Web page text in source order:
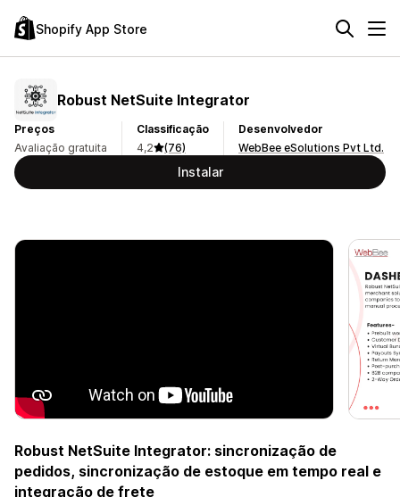
Shopify App Store
Robust NetSuite Integrator
Preços
Avaliação gratuita
Classificação
4,2
(76)
Desenvolvedor
WebBee eSolutions Pvt Ltd.
Instalar
Robust NetSuite Integrator: sincronização de
pedidos, sincronização de estoque em tempo real e
integração de frete